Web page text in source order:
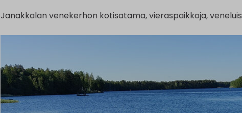
Janakkalan venekerhon kotisatama, vieraspaikkoja,